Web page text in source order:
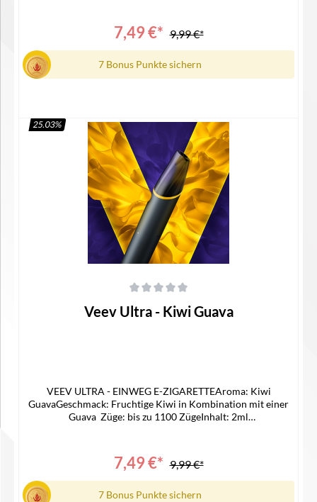
7,49 €* 9,99 €*
7 Bonus Punkte sichern
In den Warenkorb
25.03%
Veev Ultra - Kiwi Guava
VEEV ULTRA - EINWEG E-ZIGARETTEAroma: Kiwi
GuavaGeschmack: Fruchtige Kiwi in Kombination mit einer
Guava Züge: bis zu 1100 ZügeInhalt: 2ml
Bedienungsanleitung
7,49 €* 9,99 €*
7 Bonus Punkte sichern